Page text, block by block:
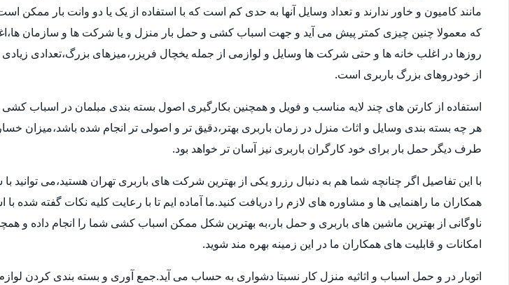
مانند کامیون و خاور ندارند و تعداد وسایل آنها به حدی کم است که با استفاده از یک یا دو وانت بار ممکن
که معمولا چنین چیزی کمتر پیش می آید و جهت اسباب کشی و حمل بار منزل و یا شرکت ها و سازمان
روزها در اغلب خانه ها و حتی شرکت ها وسایل و لوازمی از جمله یخچال فریزر،میزهای بزرگ،تعدادی زیادی
از خودروهای بزرگ باربری است.
استفاده از کارتن های چند لایه مناسب و فویل و همچنین بکارگیری اصول بسته بندی مبلمان در اسباب
هر چه بسته بندی وسایل و اثاث منزل در زمان باربری بهتر،دقیق تر و اصولی تر انجام شده
طرف دیگر حمل بار برای خود کارگران باربری نیز آسان تر خواهد بود.
با این تفاصیل اگر چنانچه شما هم به دنبال رزرو یکی از بهترین شرکت های باربری تهران هستید،می توانید
همکاران ما راهنمایی ها و مشاوره های لازم را دریافت کنید.ما آماده ایم تا با رعایت کلیه نکات گفته
امکانات و قابلیت های همکاران ما در این زمینه بهره مند شوید.
اتوبار در و حمل اسباب و اثاثیه منزل کار نسبتا دشواری به حساب می آید.جمع آوری و بسته بندی کردن